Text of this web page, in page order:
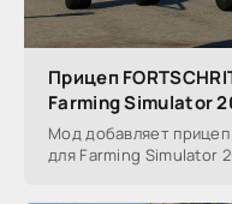
Прицеп
Farming Simulator
Мод добавляет прицеп
для Farming Simulator